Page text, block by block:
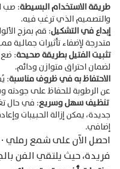
طريقة الاستخدام البسيطة: صب
والتصميم الذي ترغب فيه.
إبداع في التشكيل: قم بمزج
متدرجة لإضفاء تأثيرات جمالية
تثبيت الفتيل بطريقة صحيحة:
لضمان احتراق متوازن ودائم.
الاحتفاظ به في ظروف مناسبة:
عن الرطوبة للحفاظ على جودته
تنظيف سهل وسريع: في حال
جديدة، يمكن إزالة الحبيبات
إضافي.
فريدة، حيث يلتقي الفن